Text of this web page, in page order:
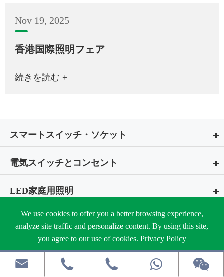
Nov 19, 2025
香港国際照明フェア
続きを読む +
スマートスイッチ・ソケット
電気スイッチとコンセント
LED家庭用照明
電源タップ
  
We use cookies to offer you a better browsing experience,
analyze site traffic and personalize content. By using this site,
you agree to our use of cookies. Privacy Policy